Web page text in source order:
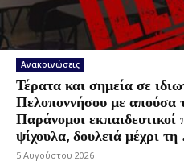
Ανακοινώσεις
Τέρατα και σημεία σε
Πελοποννήσου με απούσα
Παράνομοι εκπαιδευτικοί
ψίχουλα, δουλειά μέχρι
5 Αυγούστου 2026